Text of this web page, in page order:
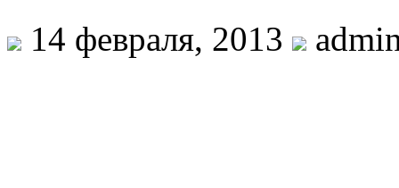
14 февраля, 2013